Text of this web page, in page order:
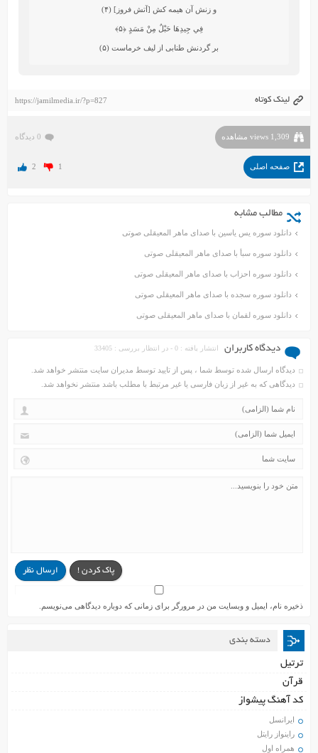
و زنش آن هيمه‏ كش [آتش فروز] (۴)
فِي جِيدِهَا حَبْلٌ مِنْ مَسَدٍ ﴿۵﴾
بر گردنش طنابى از ليف خرماست (۵)
لینک کوتاه https://jamilmedia.ir/?p=827
1,309 views مشاهده 0 دیدگاه
صفحه اصلی 2 1
مطالب مشابه
دانلود سوره یس یاسین با صدای ماهر المعیقلی صوتی
دانلود سوره سبأ با صدای ماهر المعیقلی صوتی
دانلود سوره احزاب با صدای ماهر المعیقلی صوتی
دانلود سوره سجده با صدای ماهر المعیقلی صوتی
دانلود سوره لقمان با صدای ماهر المعیقلی صوتی
دیدگاه کاربران انتشار یافته : 0 - در انتظار بررسی : 33405
دیدگاه ارسال شده توسط شما ، پس از تایید توسط مدیران سایت منتشر خواهد شد.
دیدگاهی که به غیر از زبان فارسی یا غیر مرتبط با مطلب باشد منتشر نخواهد شد.
ارسال نظر پاک کردن !
ذخیره نام، ایمیل و وبسایت من در مرورگر برای زمانی که دوباره دیدگاهی می‌نویسم.
دسته بندی
ترتیل
قرآن
کد آهنگ پیشواز
ایرانسل
راینواز رایتل
همراه اول